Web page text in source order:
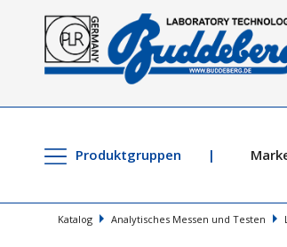
Produktgruppen
Katalog Analytisches Messen und Testen